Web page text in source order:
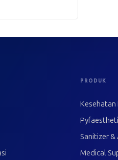
PRODUK
Kesehatan
Sanitizer
Medical